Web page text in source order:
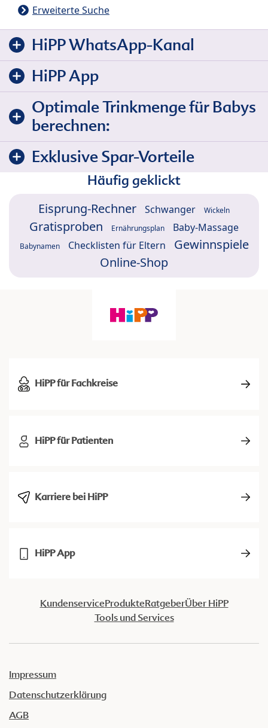
Erweiterte Suche
HiPP WhatsApp-Kanal
HiPP App
Optimale Trinkmenge für Babys
berechnen:
Exklusive Spar-Vorteile
Häufig geklickt
Eisprung-Rechner Schwanger Wickeln
Gratisproben Ernährungsplan Baby-Massage
Babynamen Checklisten für Eltern
Gewinnspiele
Online-Shop
HiPP für Fachkreise
HiPP für Patienten
Karriere bei HiPP
HiPP App
KundenserviceProdukteRatgeberÜber HiPP
Tools und Services
Impressum
Datenschutzerklärung
AGB